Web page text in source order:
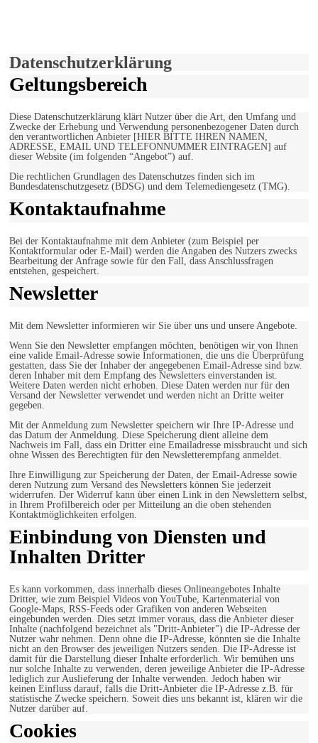
Datenschutzerklärung
Geltungsbereich
Diese Datenschutzerklärung klärt Nutzer über die Art, den Umfang und
Zwecke der Erhebung und Verwendung personenbezogener Daten durch
den verantwortlichen Anbieter [HIER BITTE IHREN NAMEN,
ADRESSE, EMAIL UND TELEFONNUMMER EINTRAGEN] auf
dieser Website (im folgenden “Angebot”) auf.
Die rechtlichen Grundlagen des Datenschutzes finden sich im
Bundesdatenschutzgesetz (BDSG) und dem Telemediengesetz (TMG).
Kontaktaufnahme
Bei der Kontaktaufnahme mit dem Anbieter (zum Beispiel per
Kontaktformular oder E-Mail) werden die Angaben des Nutzers zwecks
Bearbeitung der Anfrage sowie für den Fall, dass Anschlussfragen
entstehen, gespeichert.
Newsletter
Mit dem Newsletter informieren wir Sie über uns und unsere Angebote.
Wenn Sie den Newsletter empfangen möchten, benötigen wir von Ihnen
eine valide Email-Adresse sowie Informationen, die uns die Überprüfung
gestatten, dass Sie der Inhaber der angegebenen Email-Adresse sind bzw.
deren Inhaber mit dem Empfang des Newsletters einverstanden ist.
Weitere Daten werden nicht erhoben. Diese Daten werden nur für den
Versand der Newsletter verwendet und werden nicht an Dritte weiter
gegeben.
Mit der Anmeldung zum Newsletter speichern wir Ihre IP-Adresse und
das Datum der Anmeldung. Diese Speicherung dient alleine dem
Nachweis im Fall, dass ein Dritter eine Emailadresse missbraucht und sich
ohne Wissen des Berechtigten für den Newsletterempfang anmeldet.
Ihre Einwilligung zur Speicherung der Daten, der Email-Adresse sowie
deren Nutzung zum Versand des Newsletters können Sie jederzeit
widerrufen. Der Widerruf kann über einen Link in den Newslettern selbst,
in Ihrem Profilbereich oder per Mitteilung an die oben stehenden
Kontaktmöglichkeiten erfolgen.
Einbindung von Diensten und
Inhalten Dritter
Es kann vorkommen, dass innerhalb dieses Onlineangebotes Inhalte
Dritter, wie zum Beispiel Videos von YouTube, Kartenmaterial von
Google-Maps, RSS-Feeds oder Grafiken von anderen Webseiten
eingebunden werden. Dies setzt immer voraus, dass die Anbieter dieser
Inhalte (nachfolgend bezeichnet als "Dritt-Anbieter") die IP-Adresse der
Nutzer wahr nehmen. Denn ohne die IP-Adresse, könnten sie die Inhalte
nicht an den Browser des jeweiligen Nutzers senden. Die IP-Adresse ist
damit für die Darstellung dieser Inhalte erforderlich. Wir bemühen uns
nur solche Inhalte zu verwenden, deren jeweilige Anbieter die IP-Adresse
lediglich zur Auslieferung der Inhalte verwenden. Jedoch haben wir
keinen Einfluss darauf, falls die Dritt-Anbieter die IP-Adresse z.B. für
statistische Zwecke speichern. Soweit dies uns bekannt ist, klären wir die
Nutzer darüber auf.
Cookies